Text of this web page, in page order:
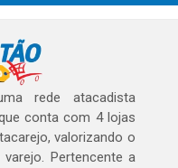
rede atacadista
conta com 4 lojas
valorizando o
Pertencente a